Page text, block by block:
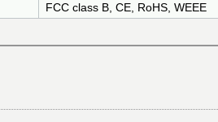
FCC class B, CE, RoHS, WEEE